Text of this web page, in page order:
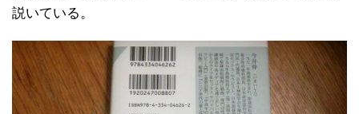
説いている。